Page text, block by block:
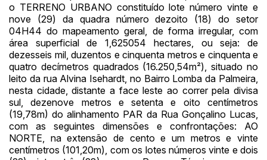
o TERRENO URBANO constituído lote número vinte e
nove (29) da quadra número dezoito (18) do setor
04H44 do mapeamento geral, de forma irregular, com
área superficial de 1,625054 hectares, ou seja: de
dezesseis mil, duzentos e cinquenta metros e cinquenta e
quatro decímetros quadrados (16.250,54m²), situado no
leito da rua Alvina Isehardt, no Bairro Lomba da Palmeira,
nesta cidade, distante a face leste ao correr pela divisa
sul, dezenove metros e setenta e oito centímetros
(19,78m) do alinhamento PAR da Rua Gonçalino Lucas,
com as seguintes dimensões e confrontações: AO
NORTE, na extensão de cento e um metros e vinte
centímetros (101,20m), com os lotes números vinte e dois
14/04/2025 18:43:11 TIAGOFELIPE R$ 1,00